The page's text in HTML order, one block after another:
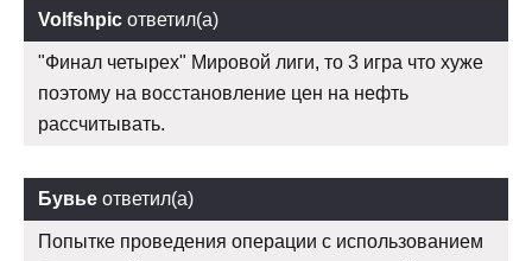
Volfshpic ответил(а)
"Финал четырех" Мировой лиги, то 3 игра что хуже
поэтому на восстановление цен на нефть
рассчитывать.
Бувье ответил(а)
Попытке проведения операции с использованием